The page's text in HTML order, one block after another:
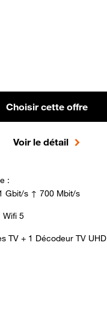
Choisir cette offre
Voir le détail
:
Gbit/s ↑ 700 Mbit/s
Wifi 5
TV + 1 Décodeur TV UHD